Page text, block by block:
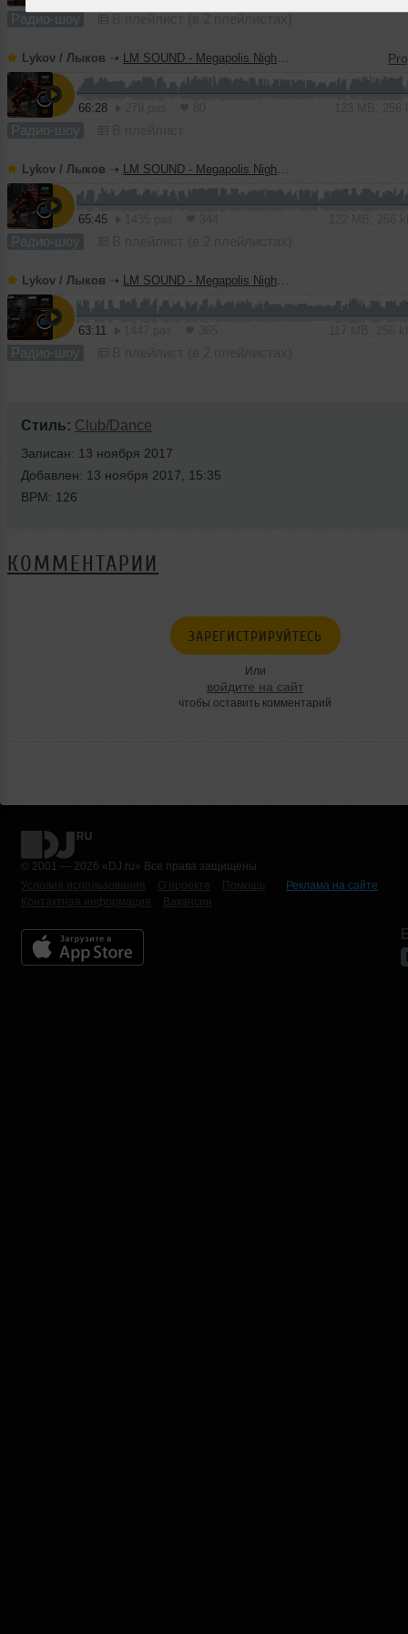
Радио-шоу
Lykov / Лыков ➝ LM SOUND - Megapolis Night 14.07.2026
66:28
Радио-шоу
Lykov / Лыков ➝ LM SOUND - Megapolis Night 07.07.2026
65:45
Радио-шоу
Lykov / Лыков ➝ LM SOUND - Megapolis Night 30.06.2026
63:11
Радио-шоу
Стиль: Club/Dance
Записан: 13 ноября 2017
Добавлен: 13 ноября 2017, 15:35
BPM: 126
КОММЕНТАРИИ
ЗАРЕГИСТРИРУЙТЕСЬ
Или
войдите на сайт
чтобы оставить комментарий
© 2001 — 2026 «DJ.ru» Все права защищены.
Условия использования
О проекте Помощь
Реклама на сайте
Контактная информация
Вакансии